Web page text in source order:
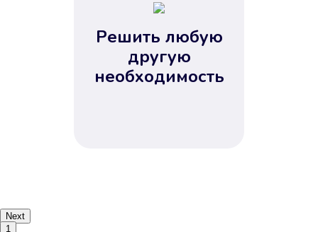
Решить любую
другую
необходимость
Next
1